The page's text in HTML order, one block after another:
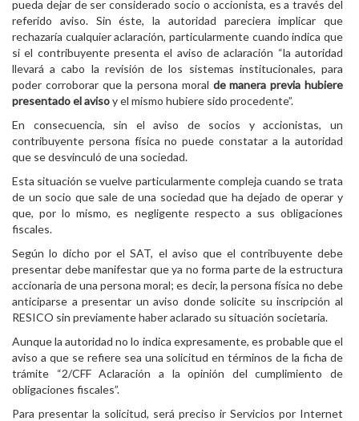
pueda dejar de ser considerado socio o accionista, es a través del
referido aviso. Sin éste, la autoridad pareciera implicar que
rechazaría cualquier aclaración, particularmente cuando indica que
si el contribuyente presenta el aviso de aclaración “la autoridad
llevará a cabo la revisión de los sistemas institucionales, para
poder corroborar que la persona moral de manera previa hubiere
presentado el avisoy el mismo hubiere sido procedente”.
En consecuencia, sin el aviso de socios y accionistas, un
contribuyente persona física no puede constatar a la autoridad
que se desvinculó de una sociedad.
Esta situación se vuelve particularmente compleja cuando se trata
de un socio que sale de una sociedad que ha dejado de operar y
que, por lo mismo, es negligente respecto a sus obligaciones
fiscales.
Según lo dicho por el SAT, el aviso que el contribuyente debe
presentar debe manifestar que ya no forma parte de la estructura
accionaria de una persona moral; es decir, la persona física no debe
anticiparse a presentar un aviso donde solicite su inscripción al
RESICO sin previamente haber aclarado su situación societaria.
Aunque la autoridad no lo indica expresamente, es probable que el
aviso a que se refiere sea una solicitud en términos de la ficha de
trámite “2/CFF Aclaración a la opinión del cumplimiento de
obligaciones fiscales”.
Para presentar la solicitud, será preciso ir Servicios por Internet